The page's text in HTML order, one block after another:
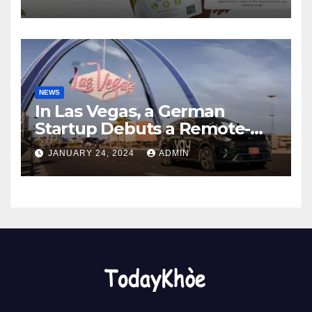
2024
NEWS
In Las Vegas, a German
Startup Debuts a Remote-
Controlled Car Rental Service
JANUARY 24, 2024 ADMIN